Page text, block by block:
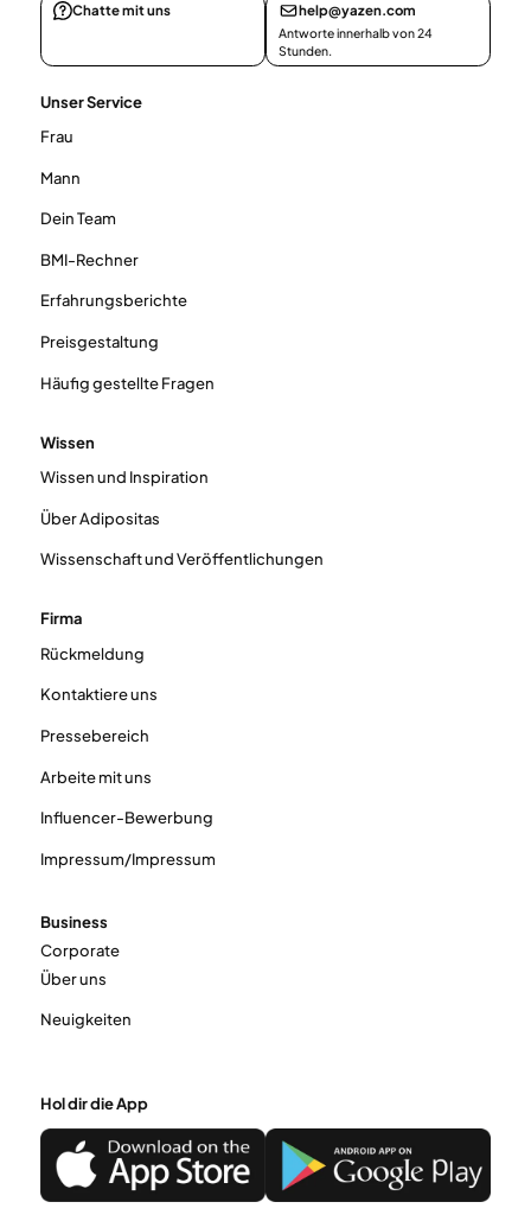
Chatte mit uns help@yazen.com
Antworte innerhalb von 24
Stunden.
Unser Service
Frau
Mann
Dein Team
BMI-Rechner
Erfahrungsberichte
Preisgestaltung
Häufig gestellte Fragen
Wissen
Wissen und Inspiration
Über Adipositas
Wissenschaft und Veröffentlichungen
Firma
Rückmeldung
Kontaktiere uns
Pressebereich
Arbeite mit uns
Influencer-Bewerbung
Impressum/Impressum
Business
Corporate
Über uns
Neuigkeiten
Hol dir die App